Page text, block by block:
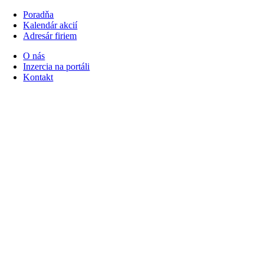
Poradňa
Kalendár akcií
Adresár firiem
O nás
Inzercia na portáli
Kontakt